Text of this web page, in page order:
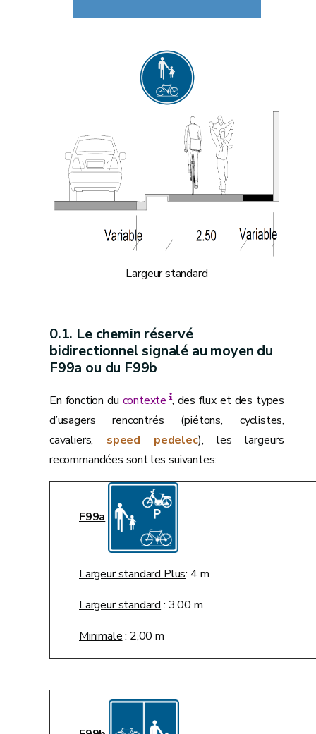
Largeur standard
Le chemin réservé
bidirectionnel signalé au moyen du
F99a ou du F99b
En fonction du contexte , des flux et des types
d’usagers rencontrés (piétons, cyclistes,
cavaliers, speed pedelec), les largeurs
recommandées sont les suivantes:
F99a
Largeur standard Plus: 4 m
Largeur standard: 3,00 m
Minimale: 2,00 m